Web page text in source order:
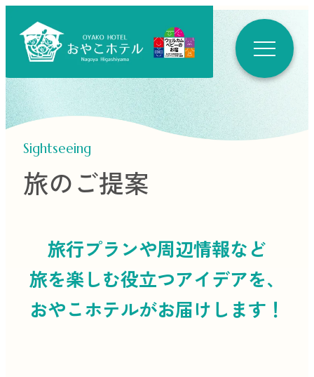
Sightseeing
旅のご提案
旅行プランや周辺情報など
旅を楽しむ役立つアイデアを、
おやこホテルがお届けします！